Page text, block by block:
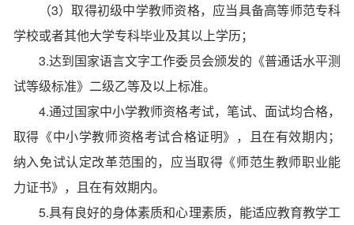
（3）取得初级中学教师资格，应当具备高等师范专科
学校或者其他大学专科毕业及其以上学历；
3.达到国家语言文字工作委员会颁发的《普通话水平测
试等级标准》二级乙等及以上标准。
4.通过国家中小学教师资格考试，笔试、面试均合格，
取得《中小学教师资格考试合格证明》，且在有效期内；
纳入免试认定改革范围的，应当取得《师范生教师职业能
力证书》，且在有效期内。
5.具有良好的身体素质和心理素质，能适应教育教学工